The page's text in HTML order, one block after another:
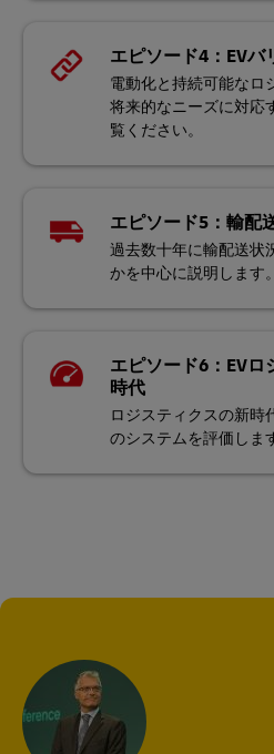
エピソード4：EVバ
電動化と持続可能なロ
将来的なニーズに対応
覧ください。
エピソード5：輸配
過去数十年に輸配送状
かを中心に説明します。
エピソード6：EVロ
時代
ロジスティクスの新時
のシステムを評価しま